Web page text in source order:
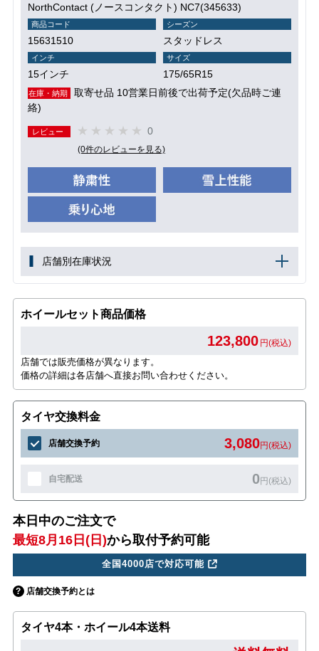
NorthContact (ノースコンタクト) NC7(345633)
商品コード
15631510
シーズン
スタッドレス
インチ
15インチ
サイズ
175/65R15
在庫・納期
取寄せ品 10営業日前後で出荷予定(欠品時ご連
絡)
レビュー 0
(0件のレビューを見る)
店舗別在庫状況
ホイールセット商品価格
123,800 円(税込)
店舗では販売価格が異なります。
価格の詳細は各店舗へ直接お問い合わせください。
タイヤ交換料金
店舗交換予約 3,080円(税込)
自宅配送 0円(税込)
本日中のご注文で
最短8月16日(日)から取付予約可能
全国4000店で対応可能
店舗交換予約とは
タイヤ4本・ホイール4本送料